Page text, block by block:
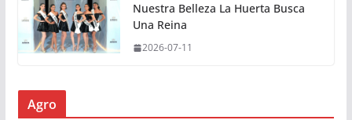
Nuestra Belleza La Huerta Busca
Una Reina
2026-07-11
Agro